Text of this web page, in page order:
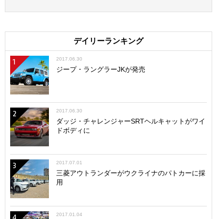
デイリーランキング
1 2017.06.30
ジープ・ラングラーJKが発売
2 2017.06.30
ダッジ・チャレンジャーSRTヘルキャットがワイ
ドボディに
3 2017.07.01
三菱アウトランダーがウクライナのパトカーに採
用
4 2017.01.04